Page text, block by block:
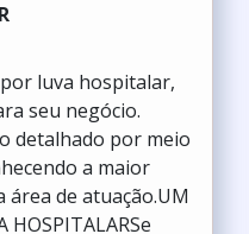
luva hospitalar,
seu negócio.
detalhado por meio
a maior
área de atuação.UM
HOSPITALARSe